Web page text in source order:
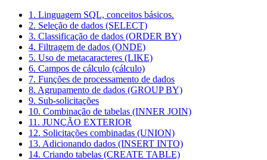
1. Linguagem SQL, conceitos básicos.
2. Seleção de dados (SELECT)
3. Classificação de dados (ORDER BY)
4. Filtragem de dados (ONDE)
5. Uso de metacaracteres (LIKE)
6. Campos de cálculo (cálculo)
7. Funções de processamento de dados
8. Agrupamento de dados (GROUP BY)
9. Sub-solicitações
10. Combinação de tabelas (INNER JOIN)
11. JUNÇÃO EXTERIOR
12. Solicitações combinadas (UNION)
13. Adicionando dados (INSERT INTO)
14. Criando tabelas (CREATE TABLE)